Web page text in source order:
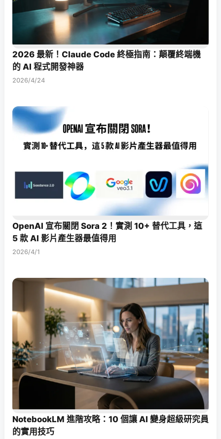
2026 最新！Claude Code 終極指南：顛覆終端機
的 AI 程式開發神器
2026/4/24
OpenAI 宣布關閉 Sora 2！實測 10+ 替代工具，這
5 款 AI 影片產生器最值得用
2026/4/1
NotebookLM 進階攻略：10 個讓 AI 變身超級研究員
的實用技巧